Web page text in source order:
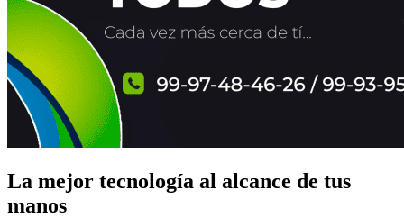
La mejor tecnología al alcance de tus
manos